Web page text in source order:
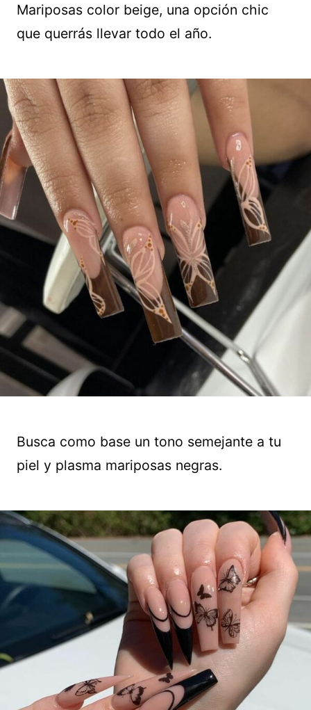
Mariposas color beige, una opción chic
que querrás llevar todo el año.
Busca como base un tono semejante a tu
piel y plasma mariposas negras.